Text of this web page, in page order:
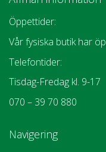
Öppettider:
Vår fysiska butik har
Telefontider:
Tisdag-Fredag kl. 9-17
070 – 39 70 880
Navigering